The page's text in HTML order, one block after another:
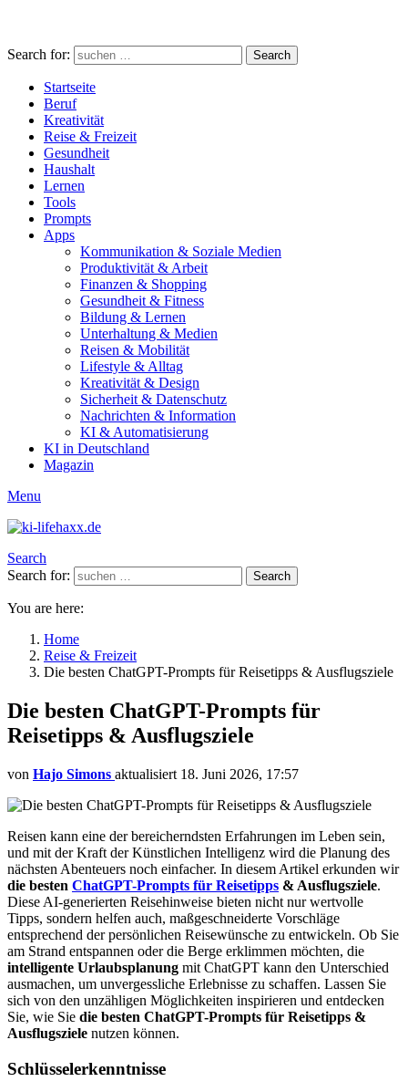
Search for: Search
Startseite
Beruf
Kreativität
Reise & Freizeit
Gesundheit
Haushalt
Lernen
Tools
Prompts
Apps
Kommunikation & Soziale Medien
Produktivität & Arbeit
Finanzen & Shopping
Gesundheit & Fitness
Bildung & Lernen
Unterhaltung & Medien
Reisen & Mobilität
Lifestyle & Alltag
Kreativität & Design
Sicherheit & Datenschutz
Nachrichten & Information
KI & Automatisierung
KI in Deutschland
Magazin
Menu
Search
Search for:
Search
You are here:
Home
Reise & Freizeit
Die besten ChatGPT-Prompts für Reisetipps & Ausflugsziele
Die besten ChatGPT-Prompts für
Reisetipps & Ausflugsziele
von Hajo Simons aktualisiert 18. Juni 2026, 17:57
Reisen kann eine der bereicherndsten Erfahrungen im Leben sein,
und mit der Kraft der Künstlichen Intelligenz wird die Planung des
nächsten Abenteuers noch einfacher. In diesem Artikel erkunden wir
die besten ChatGPT-Prompts für Reisetipps & Ausflugsziele.
Diese AI-generierten Reisehinweise bieten nicht nur wertvolle
Tipps, sondern helfen auch, maßgeschneiderte Vorschläge
entsprechend der persönlichen Reisewünsche zu entwickeln. Ob Sie
am Strand entspannen oder die Berge erklimmen möchten, die
intelligente Urlaubsplanung mit ChatGPT kann den Unterschied
ausmachen, um unvergessliche Erlebnisse zu schaffen. Lassen Sie
sich von den unzähligen Möglichkeiten inspirieren und entdecken
Sie, wie Sie die besten ChatGPT-Prompts für Reisetipps &
Ausflugsziele nutzen können.
Schlüsselerkenntnisse